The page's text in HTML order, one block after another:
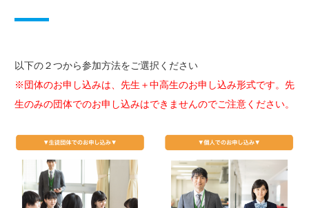
以下の２つから参加方法をご選択ください
※団体のお申し込みは、先生＋中高生のお申し込み形式です。先
生のみの団体でのお申し込みはできませんのでご注意ください。